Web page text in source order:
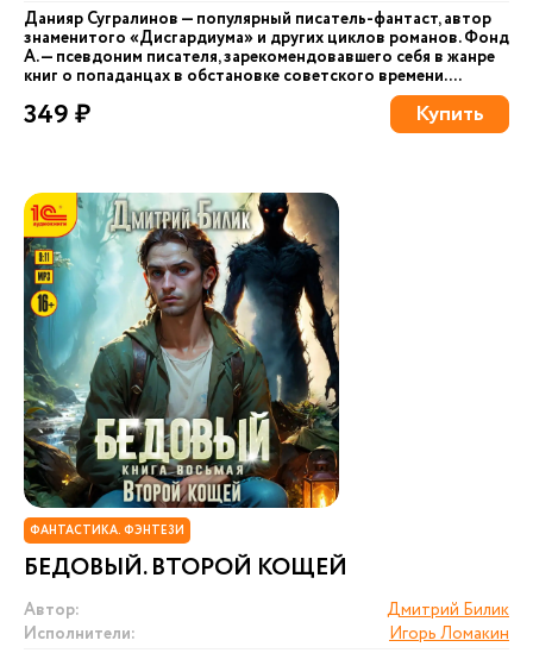
Данияр Сугралинов — популярный писатель-фантаст, автор
знаменитого «Дисгардиума» и других циклов романов. Фонд
А. — псевдоним писателя, зарекомендовавшего себя в жанре
книг о попаданцах в обстановке советского времени....
349 ₽ Купить
ФАНТАСТИКА. ФЭНТЕЗИ
БЕДОВЫЙ. ВТОРОЙ КОЩЕЙ
Автор:
Дмитрий Билик
Исполнители:
Игорь Ломакин